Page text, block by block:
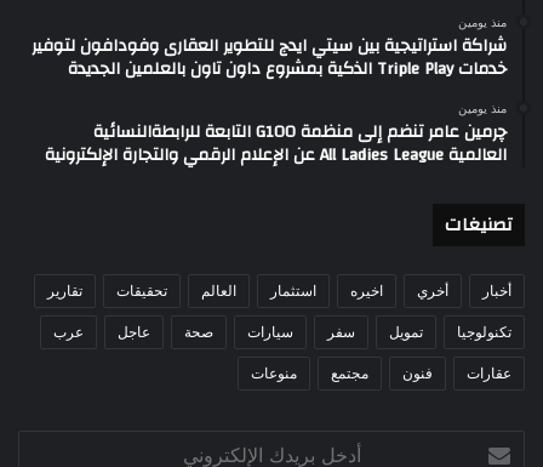
منذ يومين
شراكة استراتيجية بين سيتي ايدج للتطوير العقارى وفودافون لتوفير
خدمات Triple Play الذكية بمشروع داون تاون بالعلمين الجديدة
منذ يومين
چرمين عامر تنضم إلى منظمة G100 التابعة للرابطةالنسائية
العالمية All Ladies League عن الإعلام الرقمي والتجارة الإلكترونية
تصنيغات
أخبار أخري اخيره استثمار العالم تحقيقات تقارير
تكنولوجيا تمويل سفر سيارات صحة عاجل عرب
عقارات فنون مجتمع منوعات